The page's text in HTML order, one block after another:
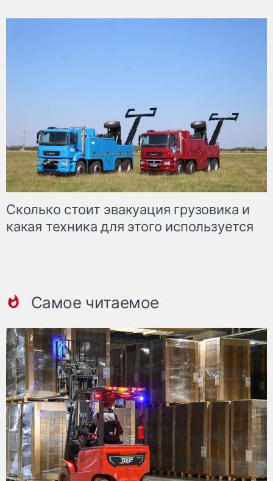
Сколько стоит эвакуация грузовика и
какая техника для этого используется
Самое читаемое